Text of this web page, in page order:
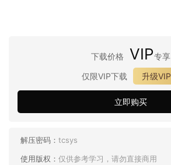
下载价格 VIP专享
仅限VIP下载
升级VIP
立即购买
解压密码： tcsys
使用版权： 仅供参考学习，请勿直接商用